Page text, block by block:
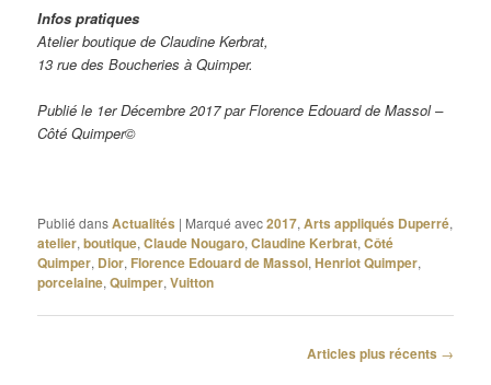
Infos pratiques
Atelier boutique de Claudine Kerbrat,
13 rue des Boucheries à Quimper.
Publié le 1er Décembre 2017 par Florence Edouard de Massol –
Côté Quimper©
Publié dansActualités | Marqué avec2017,Arts appliqués Duperré,
atelier,boutique,Claude Nougaro,Claudine Kerbrat,Côté
Quimper, Dior, Florence Edouard de Massol,Henriot Quimper,
porcelaine,Quimper,Vuitton
Articles plus récents →